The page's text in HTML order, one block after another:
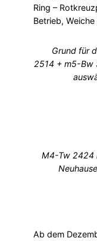
Ring –
Betrieb,
Grund für
2514 + m5-Bw
M4-Tw 2424
Ab dem